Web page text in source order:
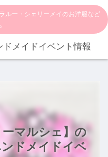
ルー・シェリーメイのお洋服など
メイドイベント情報
ーマルシェ】の
ドメイドイベ